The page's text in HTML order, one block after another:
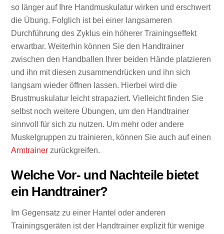
so länger auf Ihre Handmuskulatur wirken und erschwert
die Übung. Folglich ist bei einer langsameren
Durchführung des Zyklus ein höherer Trainingseffekt
erwartbar. Weiterhin können Sie den Handtrainer
zwischen den Handballen Ihrer beiden Hände platzieren
und ihn mit diesen zusammendrücken und ihn sich
langsam wieder öffnen lassen. Hierbei wird die
Brustmuskulatur leicht strapaziert. Vielleicht finden Sie
selbst noch weitere Übungen, um den Handtrainer
sinnvoll für sich zu nutzen. Um mehr oder andere
Muskelgruppen zu trainieren, können Sie auch auf einen
Armtrainer zurückgreifen.
Welche Vor- und Nachteile bietet
ein Handtrainer?
Im Gegensatz zu einer Hantel oder anderen
Trainingsgeräten ist der Handtrainer explizit für wenige